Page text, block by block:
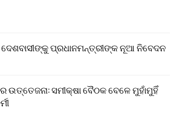
ପ୍ରଧାନମନ୍ତ୍ରୀଙ୍କ ନୂଆ ନିବେଦନ
ସମୀକ୍ଷା ବୈଠକ ବେଳେ ମୁହାଁମୁହିଁ